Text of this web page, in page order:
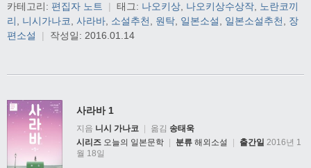
카테고리: 편집자 노트 | 태그: 나오키상 나오키상수상작
노란코끼
리
니시가나코 사라바 소설추천 원탁 일본소설 일본소설추천
장
편소설
| 작성일: 2016.01.14
사라바 1
지음 니시 가나코 | 옮김 송태욱
시리즈 오늘의 일본문학 분류 해외소설 출간일 2016년 1
월 18일